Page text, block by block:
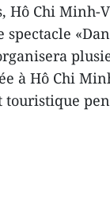
Hô Chi
à Hô Chi